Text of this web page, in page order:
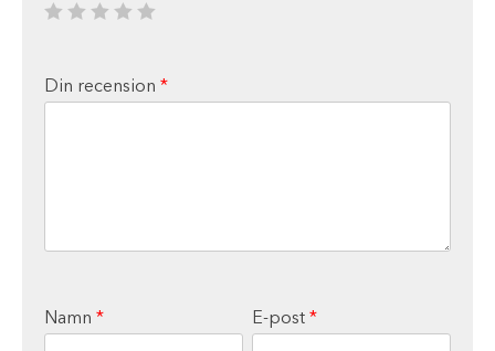
Din recension *
Namn * E-post *